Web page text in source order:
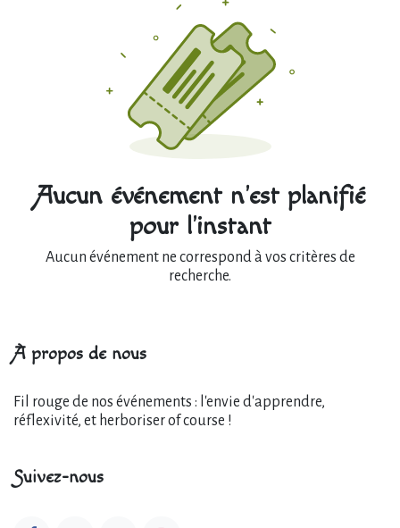
Aucun événement n'est planifié
pour l'instant
Aucun événement ne correspond à vos critères de
recherche.
À propos de nous
Fil rouge de nos événements : l'envie d'apprendre,
réflexivité, et herboriser of course !
Suivez-nous